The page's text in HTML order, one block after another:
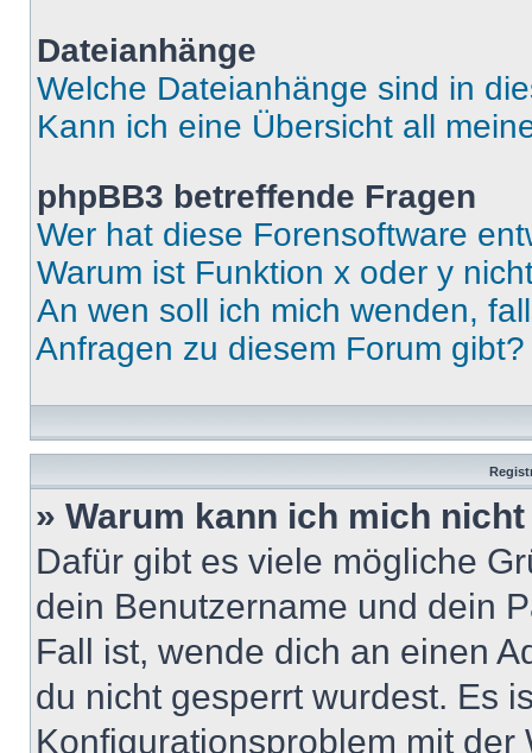
Dateianhänge
Welche Dateianhänge sind in
Kann ich eine Übersicht all
phpBB3 betreffende Fragen
Wer hat diese Forensoftware
Warum ist Funktion x oder y
An wen soll ich mich wenden,
Anfragen zu diesem Forum gibt?
» Warum kann ich mich
Dafür gibt es viele mögliche
dein Benutzername und dein
Fall ist, wende dich an einen
du nicht gesperrt wurdest. Es
Konfigurationsproblem mit